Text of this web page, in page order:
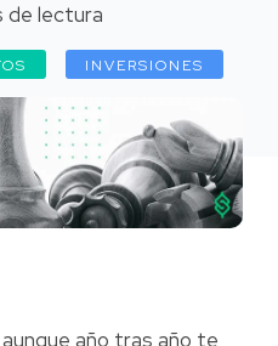
de lectura
INVERSIONES
año tras año te